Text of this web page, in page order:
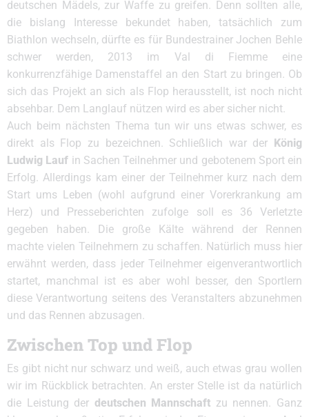
deutschen Mädels, zur Waffe zu greifen. Denn sollten alle,
die bislang Interesse bekundet haben, tatsächlich zum
Biathlon wechseln, dürfte es für Bundestrainer Jochen Behle
schwer werden, 2013 im Val di Fiemme eine
konkurrenzfähige Damenstaffel an den Start zu bringen. Ob
sich das Projekt an sich als Flop herausstellt, ist noch nicht
absehbar. Dem Langlauf nützen wird es aber sicher nicht.
Auch beim nächsten Thema tun wir uns etwas schwer, es
direkt als Flop zu bezeichnen. Schließlich war der König
Ludwig Lauf in Sachen Teilnehmer und gebotenem Sport ein
Erfolg. Allerdings kam einer der Teilnehmer kurz nach dem
Start ums Leben (wohl aufgrund einer Vorerkrankung am
Herz) und Presseberichten zufolge soll es 36 Verletzte
gegeben haben. Die große Kälte während der Rennen
machte vielen Teilnehmern zu schaffen. Natürlich muss hier
erwähnt werden, dass jeder Teilnehmer eigenverantwortlich
startet, manchmal ist es aber wohl besser, den Sportlern
diese Verantwortung seitens des Veranstalters abzunehmen
und das Rennen abzusagen.
Zwischen Top und Flop
Es gibt nicht nur schwarz und weiß, auch etwas grau wollen
wir im Rückblick betrachten. An erster Stelle ist da natürlich
die Leistung der deutschen Mannschaft zu nennen. Ganz